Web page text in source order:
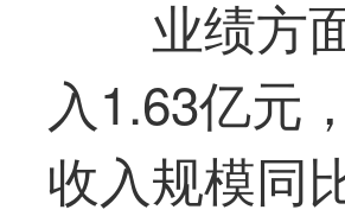
业绩方
入1.63亿元
收入规模同